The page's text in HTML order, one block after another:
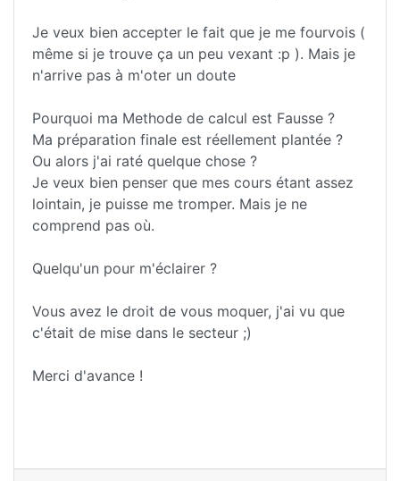
Je veux bien accepter le fait que je me fourvois (
même si je trouve ça un peu vexant :p ). Mais je
n'arrive pas à m'oter un doute
Pourquoi ma Methode de calcul est Fausse ?
Ma préparation finale est réellement plantée ?
Ou alors j'ai raté quelque chose ?
Je veux bien penser que mes cours étant assez
lointain, je puisse me tromper. Mais je ne
comprend pas où.
Quelqu'un pour m'éclairer ?
Vous avez le droit de vous moquer, j'ai vu que
c'était de mise dans le secteur ;)
Merci d'avance !